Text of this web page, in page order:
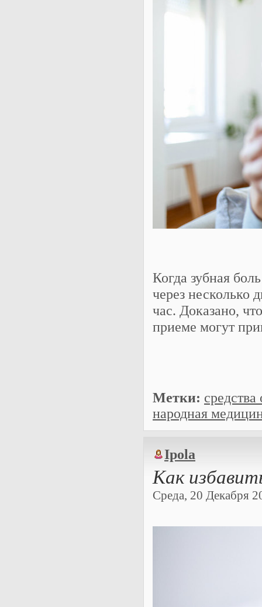
Когда зубная
через несколько
час. Доказано,
приеме могут
Метки:
народная
Ipola
Как
Среда, 20 Декабря